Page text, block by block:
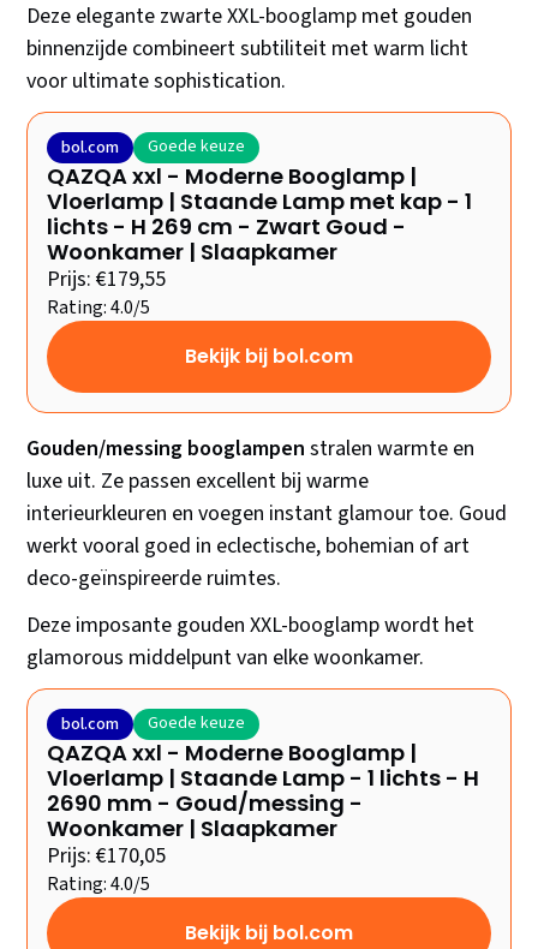
Deze elegante zwarte XXL-booglamp met gouden
binnenzijde combineert subtiliteit met warm licht
voor ultimate sophistication.
bol.com Goede keuze
QAZQA xxl - Moderne Booglamp |
Vloerlamp | Staande Lamp met kap - 1
lichts - H 269 cm - Zwart Goud -
Woonkamer | Slaapkamer
Prijs: €179,55
Rating: 4.0/5
Bekijk bij bol.com
Gouden/messing booglampen stralen warmte en
luxe uit. Ze passen excellent bij warme
interieurkleuren en voegen instant glamour toe. Goud
werkt vooral goed in eclectische, bohemian of art
deco-geïnspireerde ruimtes.
Deze imposante gouden XXL-booglamp wordt het
glamorous middelpunt van elke woonkamer.
bol.com Goede keuze
QAZQA xxl - Moderne Booglamp |
Vloerlamp | Staande Lamp - 1 lichts - H
2690 mm - Goud/messing -
Woonkamer | Slaapkamer
Prijs: €170,05
Rating: 4.0/5
Bekijk bij bol.com